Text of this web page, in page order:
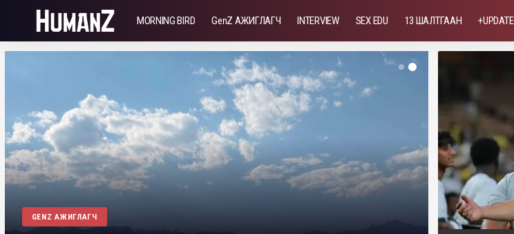
MORNING BIRD GenZ АЖИГЛАГЧ INTERVIEW SEX EDU 13 ШАЛТГААН +UPDATE
GENZ АЖИГЛАГЧ